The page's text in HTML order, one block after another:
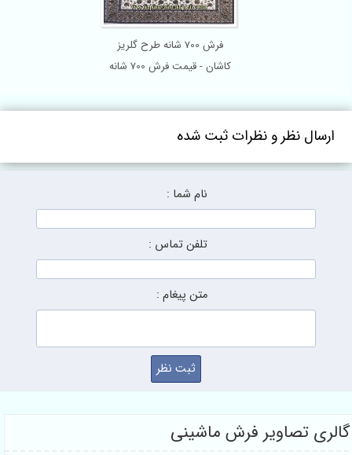
فرش 700 شانه طرح گلریز
کاشان - قیمت فرش 700 شانه
نظر و نظرات ثبت شده
نام شما :
تلفن تماس :
متن پیغام :
تصاویر فرش ماشینی